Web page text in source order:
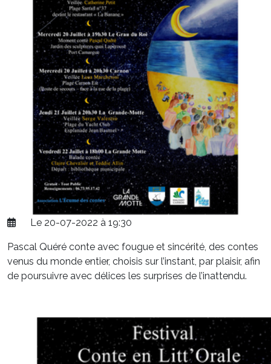
Le 20-07-2022 à 19:30
Pascal Quéré conte avec fougue et sincérité, des contes
venus du monde entier, choisis sur l’instant, par plaisir, afin
de poursuivre avec délices les surprises de l’inattendu.